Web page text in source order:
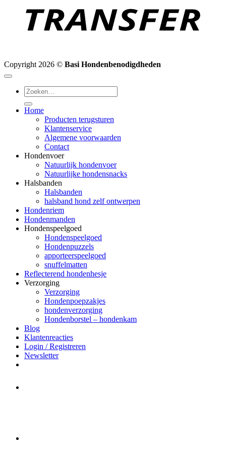
Copyright 2026 © Basi Hondenbenodigdheden
Zoeken
naar:
Home
Producten terugsturen
Klantenservice
Algemene voorwaarden
Contact
Hondenvoer
Natuurlijk hondenvoer
Natuurlijke hondensnacks
Halsbanden
Halsbanden
halsband hond zelf ontwerpen
Hondenriem
Hondenmanden
Hondenspeelgoed
Hondenspeelgoed
Hondenpuzzels
apporteerspeelgoed
snuffelmatten
Reflecterend hondenhesje
Verzorging
Verzorging
Hondenpoepzakjes
hondenverzorging
Hondenborstel – hondenkam
Blog
Klantenreacties
Login / Registreren
Newsletter